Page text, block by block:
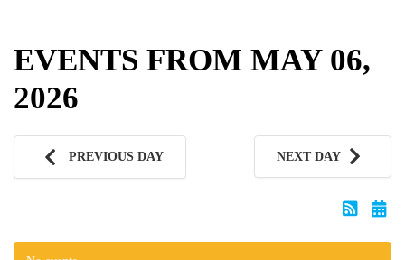
AUSBILDUNGTERMINE
KONTAKT
TANZMEISTER
EVENTS FROM MAY 06,
2026
PREVIOUS DAY NEXT DAY